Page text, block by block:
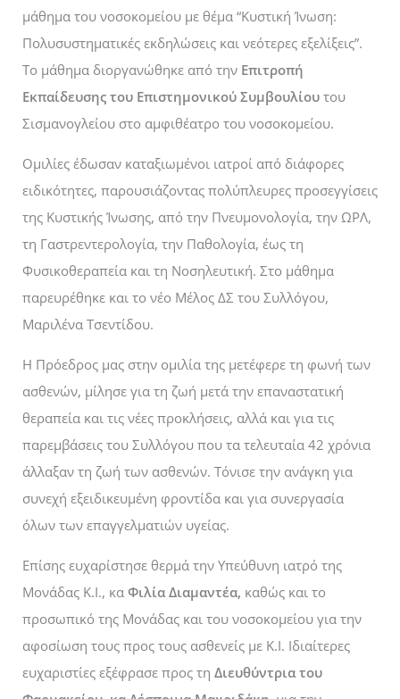
μάθημα του νοσοκομείου με θέμα “Κυστική Ίνωση:
Πολυσυστηματικές εκδηλώσεις και νεότερες εξελίξεις”.
Το μάθημα διοργανώθηκε από την Επιτροπή
Εκπαίδευσης του Επιστημονικού Συμβουλίου του
Σισμανογλείου στο αμφιθέατρο του νοσοκομείου.
Ομιλίες έδωσαν καταξιωμένοι ιατροί από διάφορες
ειδικότητες, παρουσιάζοντας πολύπλευρες προσεγγίσεις
της Κυστικής Ίνωσης, από την Πνευμονολογία, την ΩΡΛ,
τη Γαστρεντερολογία, την Παθολογία, έως τη
Φυσικοθεραπεία και τη Νοσηλευτική. Στο μάθημα
παρευρέθηκε και το νέο Μέλος ΔΣ του Συλλόγου,
Μαριλένα Τσεντίδου.
Η Πρόεδρος μας στην ομιλία της μετέφερε τη φωνή των
ασθενών, μίλησε για τη ζωή μετά την επαναστατική
θεραπεία και τις νέες προκλήσεις, αλλά και για τις
παρεμβάσεις του Συλλόγου που τα τελευταία 42 χρόνια
άλλαξαν τη ζωή των ασθενών. Τόνισε την ανάγκη για
συνεχή εξειδικευμένη φροντίδα και για συνεργασία
όλων των επαγγελματιών υγείας.
Επίσης ευχαρίστησε θερμά την Υπεύθυνη ιατρό της
Μονάδας Κ.Ι., κα Φιλία Διαμαντέα, καθώς και το
προσωπικό της Μονάδας και του νοσοκομείου για την
αφοσίωση τους προς τους ασθενείς με Κ.Ι. Ιδιαίτερες
ευχαριστίες εξέφρασε προς τη Διευθύντρια του